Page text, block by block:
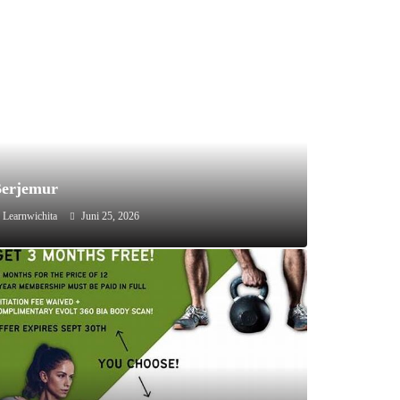
Olahraga Agustus 6, 2026
Learnwichita Juni 25, 2026